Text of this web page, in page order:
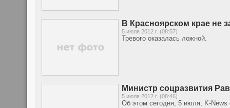
В Красноярском крае не
5 июля 2012 г. (08:57)
Тревого оказалась ложной.
Министр соцразвития
5 июля 2012 г. (08:46)
Об этом сегодня, 5 июля, K-